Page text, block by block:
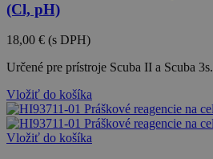
(Cl, pH)
18,00 € (s DPH)
Určené pre prístroje Scuba II a Scuba 3s.
Vložiť do košíka
Vložiť do košíka